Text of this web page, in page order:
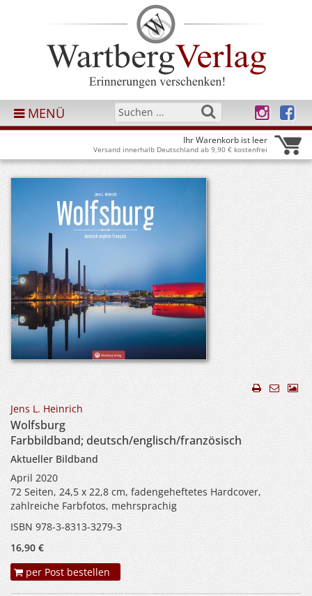
MENÜ
Ihr Warenkorb ist leer
Versand innerhalb Deutschland ab 9,90 € kostenfrei
Jens L. Heinrich
Wolfsburg
Farbbildband; deutsch/englisch/französisch
Aktueller Bildband
April 2020
72 Seiten, 24,5 x 22,8 cm, fadengeheftetes Hardcover,
zahlreiche Farbfotos, mehrsprachig
ISBN 978-3-8313-3279-3
16,90 €
per Post bestellen